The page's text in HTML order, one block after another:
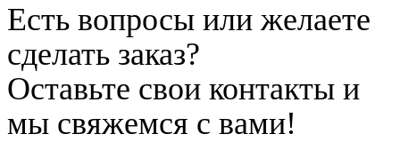
Есть вопросы или желаете
сделать заказ?
Оставьте свои контакты и
мы свяжемся с вами!